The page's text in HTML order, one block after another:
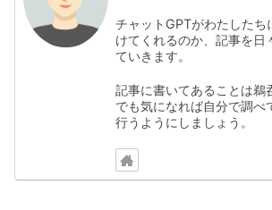
チャットGPTがわたしたち
けてくれるのか、記事を日
ていきます。
記事に書いてあることは鵜
でも気になれば自分で調べ
行うようにしましょう。